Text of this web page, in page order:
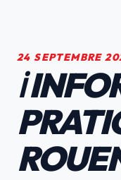
24 SEPTEMBRE
ℹ️